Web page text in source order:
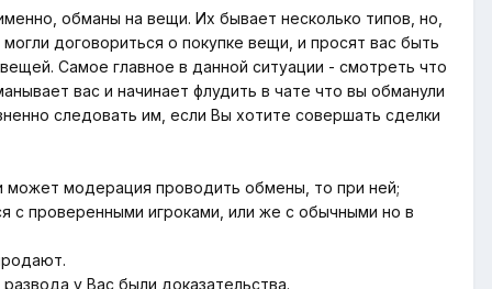
обманы на вещи. Их бывает несколько типов, но,
договориться о покупке вещи, и просят вас быть
Самое главное в данной ситуации - смотреть что
вас и начинает флудить в чате что вы обманули
следовать им, если Bы хотите совершать сделки
может модерация проводить обмены, то при ней;
с проверенными игроками, или же с обычными но в
у Bас были доказательства.